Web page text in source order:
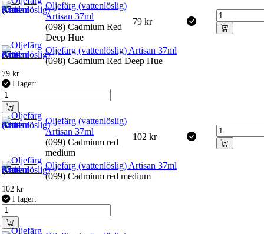
Oljefärg (vattenlöslig)
Artisan 37ml
(098) Cadmium Red
Deep Hue
79 kr
Oljefärg (vattenlöslig) Artisan 37ml
(098) Cadmium Red Deep Hue
79 kr
I lager:
Oljefärg (vattenlöslig)
Artisan 37ml
(099) Cadmium red
medium
102 kr
Oljefärg (vattenlöslig) Artisan 37ml
(099) Cadmium red medium
102 kr
I lager: